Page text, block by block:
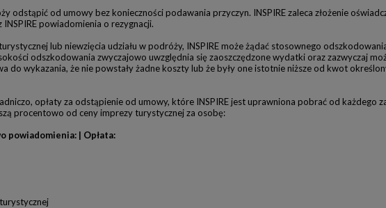
odstąpić od umowy bez konieczności podawania przyczyn. INSPIRE zaleca złożenie
powiadomienia o rezygnacji.
lub niewzięcia udziału w podróży, INSPIRE może żądać stosownego
odszkodowania zwyczajowo uwzględnia się zaoszczędzone wydatki oraz zazwyczaj
do wykazania, że nie powstały żadne koszty lub że były one istotnie niższe od kwot
opłaty za odstąpienie od umowy, które INSPIRE jest uprawniona pobrać od każdego
procentowo od ceny imprezy turystycznej za osobę:
powiadomienia: | Opłata: